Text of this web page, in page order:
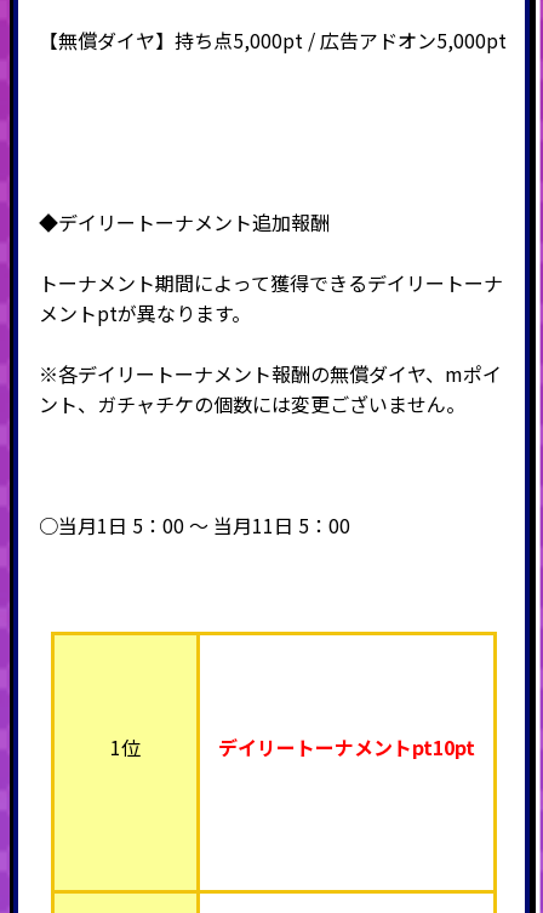
【無償ダイヤ】持ち点5,000pt / 広告アドオン5,000pt
◆デイリートーナメント追加報酬
トーナメント期間によって獲得できるデイリートーナ
メントptが異なります。
※各デイリートーナメント報酬の無償ダイヤ、mポイ
ント、ガチャチケの個数には変更ございません。
○当月1日 5：00 ～ 当月11日 5：00
1位 デイリートーナメントpt10pt